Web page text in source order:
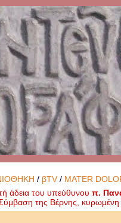
/ βTV / MATER
άδεια του υπεύθυνουπ.
της Βέρνης,